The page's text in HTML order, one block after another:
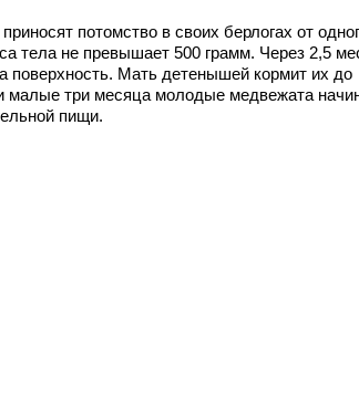
потомство в своих берлогах от
тела не превышает 500 грамм. Через 2,5
Мать детенышей кормит их до
малые три месяца молодые медвежата
пищи.